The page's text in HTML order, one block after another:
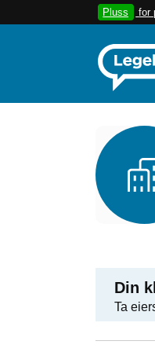
Pluss for
Din
Ta